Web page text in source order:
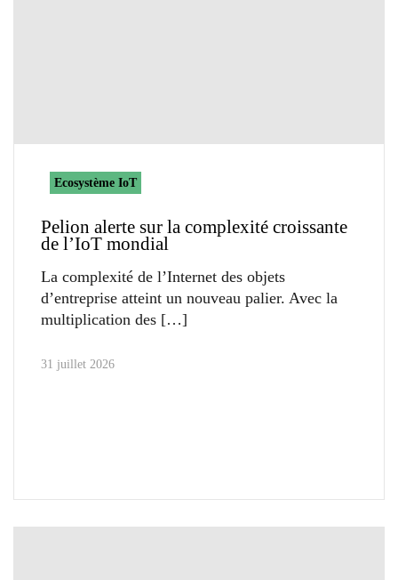
Ecosystème IoT
Pelion alerte sur la complexité croissante
de l’IoT mondial
La complexité de l’Internet des objets
d’entreprise atteint un nouveau palier. Avec la
multiplication des
31 juillet 2026